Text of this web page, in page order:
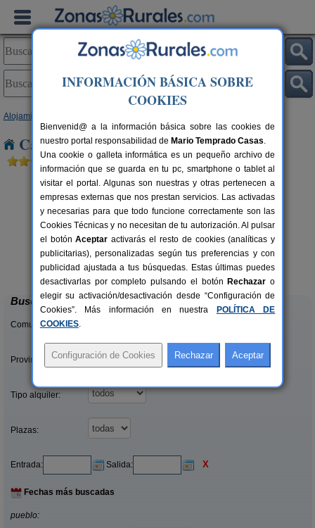
Alojamientos
Casas Rurales cerca de Castronuevo
4 pers.
desde30 €
Casa Rural El Barricuevo
Almeida de Sayago (Zamora)
Buscar
Comunidades:
Provincias/Islas:
Tipo alquiler:
Plazas:
Entrada: Salida: X
Fechas más buscadas
pueblo:
INFORMACIÓN BÁSICA SOBRE
COOKIES
Bienvenid@ a la información básica sobre las cookies de
nuestro portal responsabilidad de Mario Temprado Casas.
Una cookie o galleta informática es un pequeño archivo de
información que se guarda en tu pc, smartphone o tablet al
visitar el portal. Algunas son nuestras y otras pertenecen a
empresas externas que nos prestan servicios. Las activadas
y necesarias para que todo funcione correctamente son las
Cookies Técnicas y no necesitan de tu autorización. Al pulsar
el botónAceptar activarás el resto de cookies (analíticas y
publicitarias), personalizadas según tus preferencias y con
publicidad ajustada a tus búsquedas. Estas últimas puedes
desactivarlas por completo pulsando el botón Rechazar o
elegir su activación/desactivación desde “Configuración de
Cookies”. Más información en nuestra
POLÍTICA DE
COOKIES.